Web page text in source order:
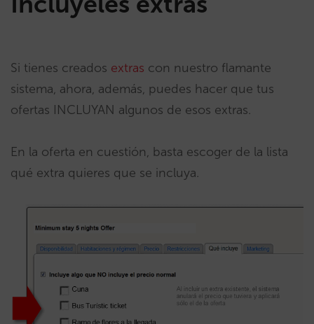
Si tienes creados extras con nuestro flamante
sistema, ahora, además, puedes hacer que tus
ofertas INCLUYAN algunos de esos extras.
En la oferta en cuestión, basta escoger de la lista
qué extra quieres que se incluya.